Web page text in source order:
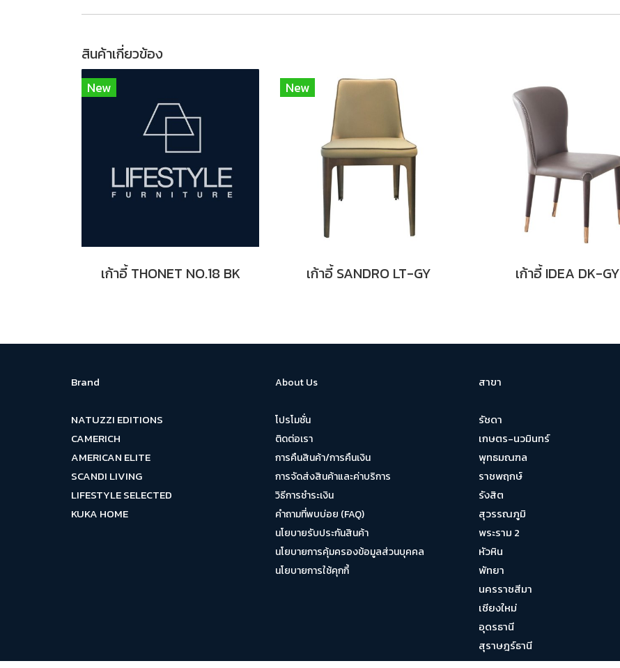
สินค้าเกี่ยวข้อง
New
เก้าอี้ THONET NO.18 BK
New
เก้าอี้ SANDRO LT-GY เก้าอี้ IDEA DK-GY
Brand
NATUZZI EDITIONS
CAMERICH
AMERICAN ELITE
SCANDI LIVING
LIFESTYLE SELECTED
KUKA HOME
About Us
โปรโมชั่น
ติดต่อเรา
การคืนสินค้า/การคืนเงิน
การจัดส่งสินค้าและค่าบริการ
วิธีการชำระเงิน
คำถามที่พบบ่อย (FAQ)
นโยบายรับประกันสินค้า
นโยบายการคุ้มครองข้อมูลส่วนบุคคล
นโยบายการใช้คุกกี้
สาขา
รัชดา
เกษตร-นวมินทร์
พุทธมณฑล
ราชพฤกษ์
รังสิต
สุวรรณภูมิ
พระราม 2
หัวหิน
พัทยา
นครราชสีมา
เชียงใหม่
อุดรธานี
สุราษฎร์ธานี